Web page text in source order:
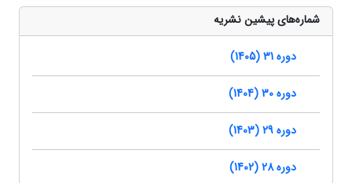
شماره‌های پیشین نشریه
دوره 31 (1405)
دوره 30 (1404)
دوره 29 (1403)
دوره 28 (1402)